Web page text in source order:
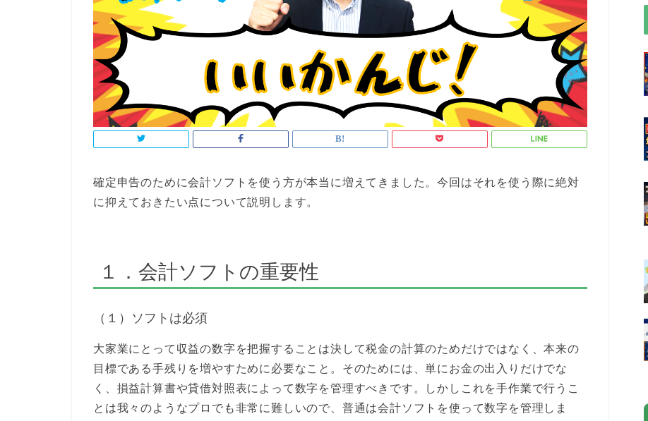
確定申告のために会計ソフトを使う方が本当に増えてきました。今回はそれを使う際に絶対
に抑えておきたい点について説明します。
１．会計ソフトの重要性
（１）ソフトは必須
大家業にとって収益の数字を把握することは決して税金の計算のためだけではなく、本来の
目標である手残りを増やすために必要なこと。そのためには、単にお金の出入りだけでな
く、損益計算書や貸借対照表によって数字を管理すべきです。しかしこれを手作業で行うこ
とは我々のようなプロでも非常に難しいので、普通は会計ソフトを使って数字を管理しま